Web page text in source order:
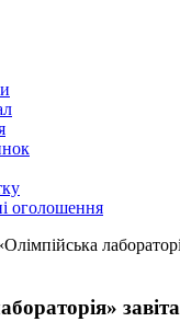
оголошення